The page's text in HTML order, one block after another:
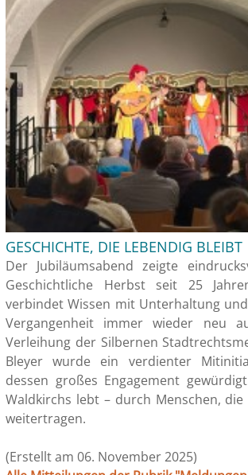
GESCHICHTE, DIE LEBENDIG BLEIBT
Der Jubiläumsabend zeigte
Geschichtliche Herbst seit 25
verbindet Wissen mit Unterhaltung
Vergangenheit immer wieder neu
Verleihung der Silbernen
Bleyer wurde ein verdienter
dessen großes Engagement
Waldkirchs lebt – durch Menschen,
weitertragen.
(Erstellt am 06. November 2025)